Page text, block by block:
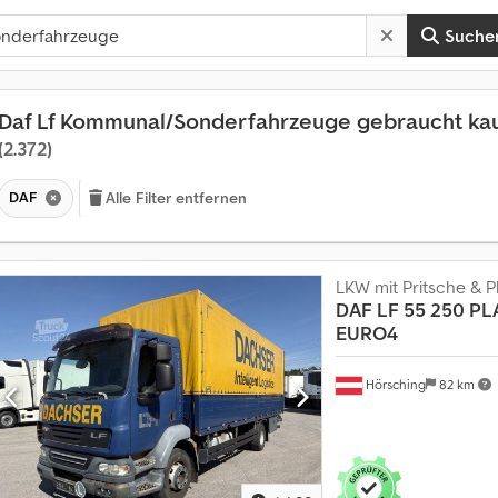
Daf Lf Kommunal/Sonderfahrzeuge gebraucht
DAF Alle Filter entfernen
Hörsching 82 km
LKW mit Pritsche &
DAF LF 55 250
EURO4